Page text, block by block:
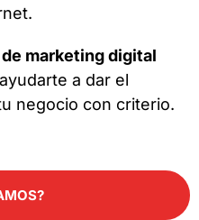
marketing digital
a dar el
negocio con criterio.